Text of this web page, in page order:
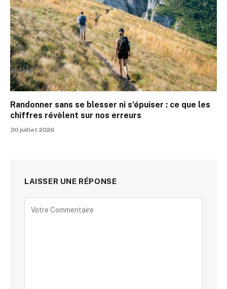
Randonner sans se blesser ni s’épuiser : ce que les
chiffres révèlent sur nos erreurs
30 juillet 2026
LAISSER UNE RÉPONSE